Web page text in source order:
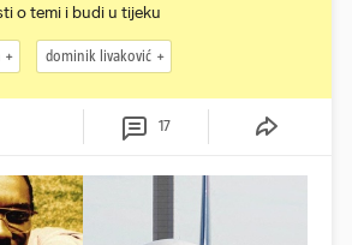
o temi i budi u tijeku
dominik livaković
17